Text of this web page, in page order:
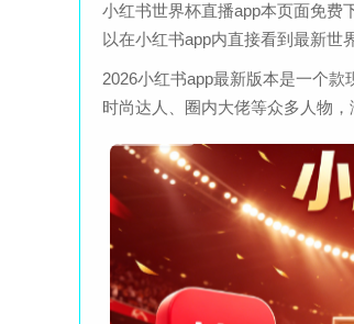
小红书世界杯直播app本页面免费
以在小红书app内直接看到最新世
2026小红书app最新版本是一个款
时尚达人、圈内大佬等众多人物